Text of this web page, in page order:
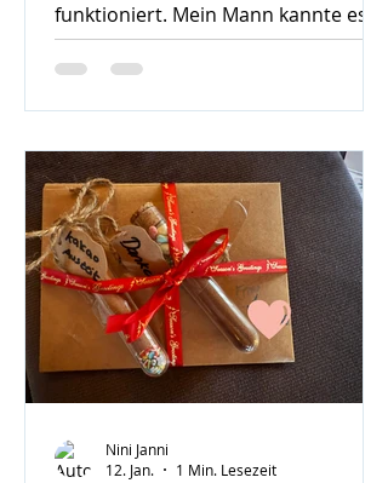
funktioniert. Mein Mann kannte es
gar nicht, ich bin mit Wohnwagen
und Wohnmobilen groß geworden -
großer Sohn geboren wurde sind wir
auch noch mit diesem 30 Jahre alten
Hobby los und haben schnell
gemerkt - der ist zu klein. Also haben
wir uns einen Fendt 470 gekauft.
Solide, gut verarbeitet und passend
für
Nini Janni
12. Jan.
1 Min. Lesezeit